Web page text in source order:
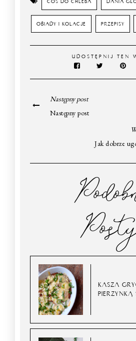
OBIADY I KOLACJE PRZEPISY
UDOSTĘPNIJ TEN
Następny post
Następny post
Jak dobrze
KASZA
PIERZYNKĄ